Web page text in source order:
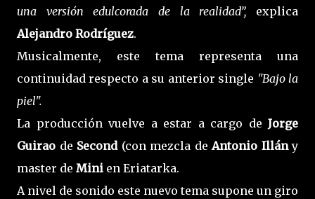
una versión edulcorada de la realidad”, explica
Alejandro Rodríguez.
Musicalmente, este tema representa una
continuidad respecto a su anterior single "Bajo la
piel".
La producción vuelve a estar a cargo de Jorge
Guirao de Second(con mezcla deAntonio Illány
master de Mini en Eriatarka.
A nivel de sonido este nuevo tema supone un giro